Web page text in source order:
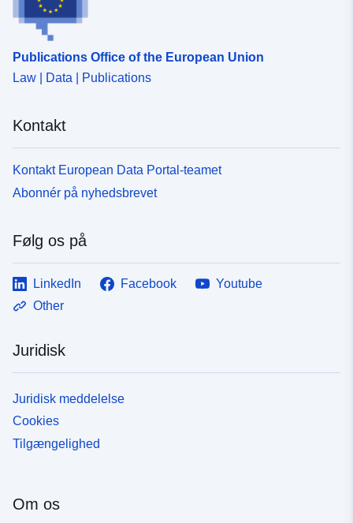
Publications Office of the European Union
Law | Data | Publications
Kontakt
Kontakt European Data Portal-teamet
Abonnér på nyhedsbrevet
Følg os på
LinkedIn Facebook
Youtube
Other
Juridisk
Juridisk meddelelse
Cookies
Tilgængelighed
Om os